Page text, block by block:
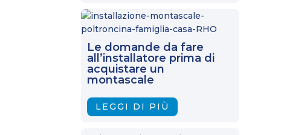
Le domande da fare
all’installatore prima di
acquistare un
montascale
LEGGI DI PIÙ